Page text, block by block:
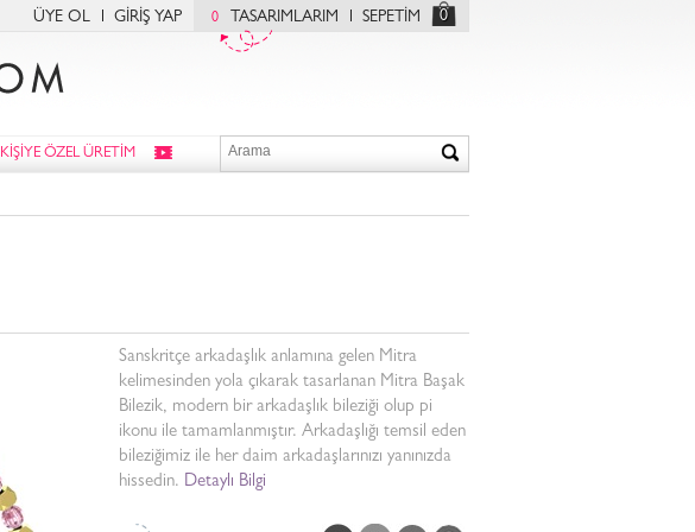
ÜYE OL GİRİŞ YAP 0 TASARIMLARIM SEPETİM 0
KİŞİYE ÖZEL ÜRETİM
Sanskritçe arkadaşlık anlamına gelen Mitra
kelimesinden yola çıkarak tasarlanan Mitra Başak
Bilezik, modern bir arkadaşlık bileziği olup pi
ikonu ile tamamlanmıştır. Arkadaşlığı temsil eden
bileziğimiz ile her daim arkadaşlarınızı yanınızda
hissedin. Detaylı Bilgi